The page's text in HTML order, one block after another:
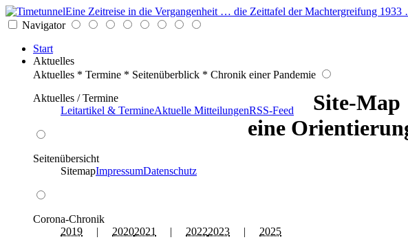
Eine Zeitreise in die Vergangenheit … die Zeittafel der Machtergreifung 1933
Navigator
Start
Aktuelles
Aktuelles * Termine * Seitenüberblick * Chronik einer Pandemie
Aktuelles / Termine
Leitartikel & TermineAktuelle MitteilungenRSS-Feed
Seitenübersicht
SitemapImpressumDatenschutz
Corona-Chronik
2019 | 20202021 | 20222023 | 2025
Site-Map
eine